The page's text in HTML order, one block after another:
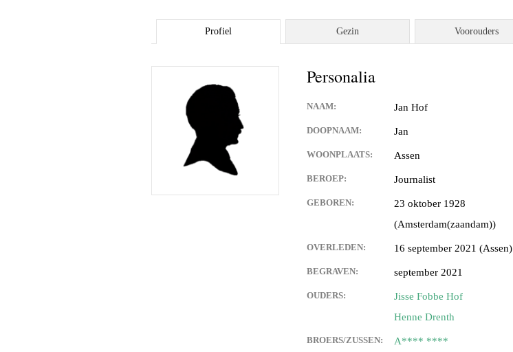
Familie Jan Drenth
Vander Helm de Bie
Profiel Gezin Voorouders
Personalia
NAAM: Jan Hof
DOOPNAAM: Jan
WOONPLAATS: Assen
BEROEP: Journalist
GEBOREN:
23 oktober 1928
(Amsterdam(zaandam))
OVERLEDEN: 16 september 2021 (Assen)
BEGRAVEN: september 2021
OUDERS:
Jisse Fobbe Hof
Henne Drenth
BROERS/ZUSSEN:
A**** ****